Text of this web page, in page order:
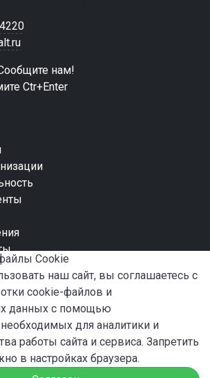
нам!
Ctr+Enter
Сookie
наш сайт, вы соглашаетесь с
cookie-файлов и
данных с помощью
для аналитики и
работы сайта и сервиса. Запретить
в настройках браузера.